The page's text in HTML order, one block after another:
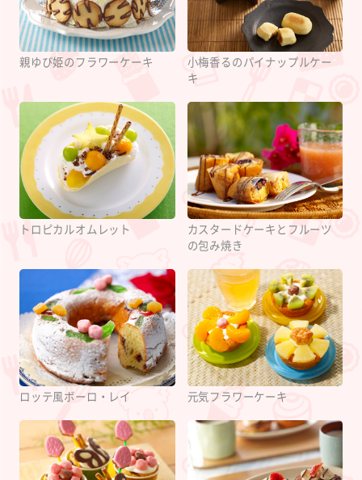
親ゆび姫のフラワーケーキ
小梅香るのパイナップルケー
キ
トロピカルオムレット
カスタードケーキとフルーツ
の包み焼き
ロッテ風ボーロ・レイ 元気フラワーケーキ